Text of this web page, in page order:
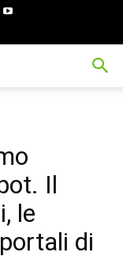
Il
le
di